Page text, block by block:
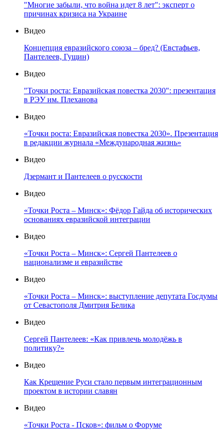
"Многие забыли, что война идет 8 лет": эксперт о
причинах кризиса на Украине
Видео
Концепция евразийского союза – бред? (Евстафьев,
Пантелеев, Гущин)
Видео
"Точки роста: Евразийская повестка 2030": презентация
в РЭУ им. Плеханова
Видео
«Точки роста: Евразийская повестка 2030». Презентация
в редакции журнала «Международная жизнь»
Видео
Дзермант и Пантелеев о русскости
Видео
«Точки Роста – Минск»: Фёдор Гайда об исторических
основаниях евразийской интеграции
Видео
«Точки Роста – Минск»: Сергей Пантелеев о
национализме и евразийстве
Видео
«Точки Роста – Минск»: выступление депутата Госдумы
от Севастополя Дмитрия Белика
Видео
Сергей Пантелеев: «Как привлечь молодёжь в
политику?»
Видео
Как Крещение Руси стало первым интеграционным
проектом в истории славян
Видео
«Точки Роста - Псков»: фильм о Форуме